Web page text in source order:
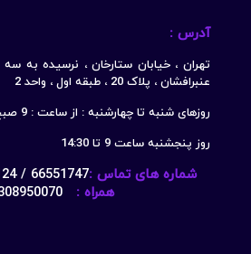
آدرس :
تهران ، خیابان ستارخان ، نرسیده به سه
عنبرافشان ، پلاک 20 ، طبقه اول ، واحد 2
روزهای شنبه تا چهارشنبه : از ساعت : 9 صبح تا 20:30
روز پنجشنبه ساعت 9 تا 14:30
شماره های تماس :66551747 / 02166516124
همراه :